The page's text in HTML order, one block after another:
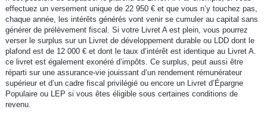
effectuez un versement unique de 22 950 € et que vous n’y touchez pas,
chaque année, les intérêts générés vont venir se cumuler au capital sans
générer de prélèvement fiscal. Si votre Livret A est plein, vous pourrez
verser le surplus sur un Livret de développement durable ou LDD dont le
plafond est de 12 000 € et dont le taux d’intérêt est identique au Livret A.
ce livret est également exonéré d’impôts. Ce surplus, peut aussi être
réparti sur une assurance-vie jouissant d’un rendement rémunérateur
supérieur et d’un cadre fiscal privilégié ou encore un Livret d’Épargne
Populaire ou LEP si vous êtes éligible sous certaines conditions de
revenu.